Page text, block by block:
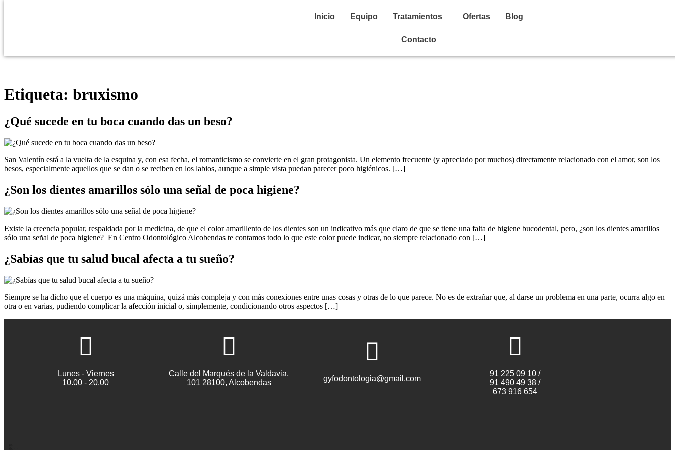
Inicio Equipo Tratamientos Ofertas Blog
Contacto
Etiqueta: bruxismo
¿Qué sucede en tu boca cuando das un beso?
San Valentín está a la vuelta de la esquina y, con esa fecha, el romanticismo se convierte en el gran protagonista. Un elemento frecuente (y apreciado por muchos) directamente relacionado con el amor, son los
besos, especialmente aquellos que se dan o se reciben en los labios, aunque a simple vista puedan parecer poco higiénicos. […]
¿Son los dientes amarillos sólo una señal de poca higiene?
Existe la creencia popular, respaldada por la medicina, de que el color amarillento de los dientes son un indicativo más que claro de que se tiene una falta de higiene bucodental, pero, ¿son los dientes amarillos
sólo una señal de poca higiene? En Centro Odontológico Alcobendas te contamos todo lo que este color puede indicar, no siempre relacionado con […]
¿Sabías que tu salud bucal afecta a tu sueño?
Siempre se ha dicho que el cuerpo es una máquina, quizá más compleja y con más conexiones entre unas cosas y otras de lo que parece. No es de extrañar que, al darse un problema en una parte, ocurra algo en
otra o en varias, pudiendo complicar la afección inicial o, simplemente, condicionando otros aspectos […]
Lunes - Viernes
10.00 - 20.00
Calle del Marqués de la Valdavia,
101 28100, Alcobendas
gyfodontologia@gmail.com
91 225 09 10 /
91 490 49 38 /
673 916 654